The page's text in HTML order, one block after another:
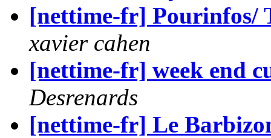
[nettime-fr] Pourinfos/
xavier cahen
[nettime-fr] week end
Desrenards
[nettime-fr] Le